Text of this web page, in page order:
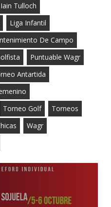
Iain Tulloch
Liga Infantil
De Campo
Puntuable Wagr
Antartida
Torneo Golf
Torneos
Wagr